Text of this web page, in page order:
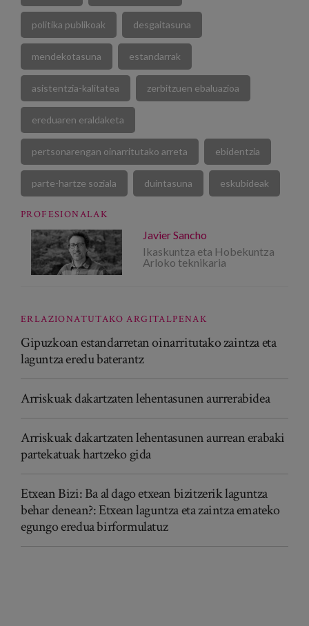
politika publikoak desgaitasuna
mendekotasuna estandarrak
asistentzia-kalitatea zerbitzuen ebaluazioa
ereduaren eraldaketa
pertsonarengan oinarritutako arreta ebidentzia
parte-hartze soziala duintasuna eskubideak
PROFESIONALAK
Javier Sancho
Ikaskuntza eta Hobekuntza
Arloko teknikaria
ERLAZIONATUTAKO ARGITALPENAK
Gipuzkoan estandarretan oinarritutako zaintza eta
laguntza eredu baterantz
Arriskuak dakartzaten lehentasunen aurrerabidea
Arriskuak dakartzaten lehentasunen aurrean erabaki
partekatuak hartzeko gida
Etxean Bizi: Ba al dago etxean bizitzerik laguntza
behar denean?: Etxean laguntza eta zaintza emateko
egungo eredua birformulatuz